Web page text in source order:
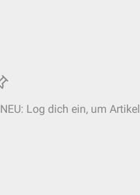
NEU: Log dich ein, um